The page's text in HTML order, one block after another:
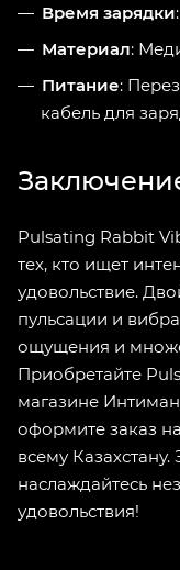
Время зарядки
Материал:
Питание:
кабель для
Pulsating Rabbit
тех, кто ищет
удовольствие.
пульсации и
ощущения и
Приобретайте
магазине
оформите заказ
всему
наслаждайтесь
удовольствия!